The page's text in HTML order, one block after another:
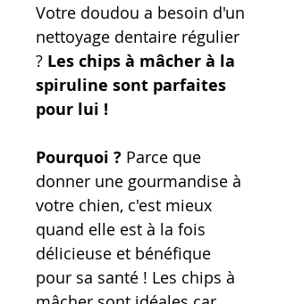
Votre doudou a besoin d'un
nettoyage dentaire régulier
? Les chips à mâcher à la
spiruline sont parfaites
pour lui !
Pourquoi ? Parce que
donner une gourmandise à
votre chien, c'est mieux
quand elle est à la fois
délicieuse et bénéfique
pour sa santé ! Les chips à